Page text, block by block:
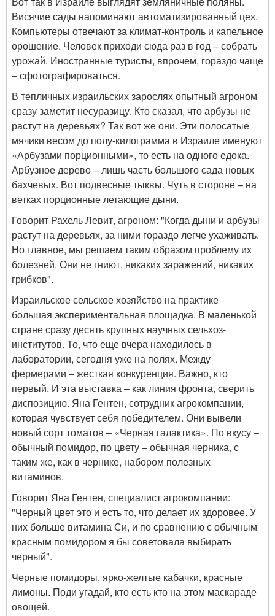
Висячие сады напоминают автоматизированный цех.
Компьютеры отвечают за климат-контроль и капельное
орошение. Человек приходи сюда раз в год – собрать
урожай. Иностранные туристы, впрочем, гораздо чаще
– сфотографироваться.
В тепличных израильских зарослях опытный агроном
сразу заметит несуразицу. Кто сказал, что арбузы не
растут на деревьях? Так вот же они. Эти полосатые
мячики весом до полу-килограмма в Израиле именуют
«Арбузами порционными», то есть на одного едока.
Арбузное дерево – лишь часть большого сада новых
бахчевых. Вот подвесные тыквы. Чуть в стороне – на
ветках порционные летающие дыни.
Говорит Рахель Левит, агроном: "Когда дыни и арбузы
растут на деревьях, за ними гораздо легче ухаживать.
Но главное, мы решаем таким образом проблему их
болезней. Они не гниют, никаких заражений, никаких
грибков".
Израильское сельское хозяйство на практике -
большая экспериментальная площадка. В маленькой
стране сразу десять крупных научных сельхоз-
институтов. То, что еще вчера находилось в
лаборатории, сегодня уже на полях. Между
фермерами – жесткая конкуренция. Важно, кто
первый. И эта выставка – как линия фронта, сверить
диспозицию. Яна Гентен, сотрудник агрокомпании,
которая чувствует себя победителем. Они вывели
новый сорт томатов – «Черная галактика». По вкусу –
обычный помидор, по цвету – обычная черника, с
таким же, как в чернике, набором полезных
витаминов.
Говорит Яна Гентен, специалист агрокомпании:
"Черный цвет это и есть то, что делает их здоровее. У
них больше витамина Си, и по сравнению с обычным
красным помидором я бы советовала выбирать
черный".
Черные помидоры, ярко-желтые кабачки, красные
лимоны. Поди угадай, кто есть кто на этом маскараде
овощей.